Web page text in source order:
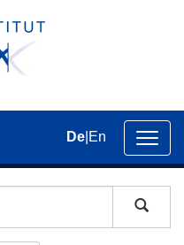
der
De En